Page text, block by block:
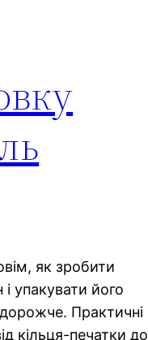
як зробити
упакувати його
Практичні
кільця-печатки до